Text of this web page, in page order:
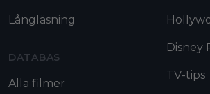
Långläsning
DATABAS
Alla filmer
Disney
TV-tips